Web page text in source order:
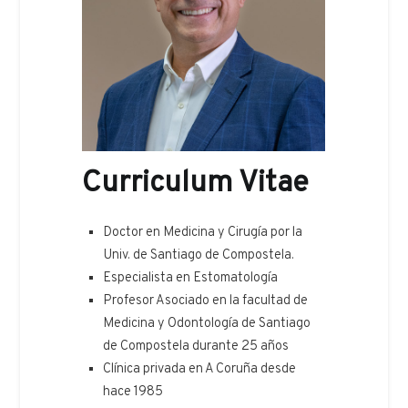
Curriculum Vitae
Doctor en Medicina y Cirugía por la
Univ. de Santiago de Compostela.
Especialista en Estomatología
Profesor Asociado en la facultad de
Medicina y Odontología de Santiago
de Compostela durante 25 años
Clínica privada en A Coruña desde
hace 1985